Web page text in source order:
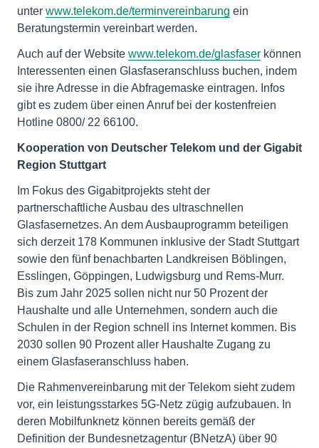
unter www.telekom.de/terminvereinbarung ein
Beratungstermin vereinbart werden.
Auch auf der Website www.telekom.de/glasfaser können
Interessenten einen Glasfaseranschluss buchen, indem
sie ihre Adresse in die Abfragemaske eintragen. Infos
gibt es zudem über einen Anruf bei der kostenfreien
Hotline 0800/ 22 66100.
Kooperation von Deutscher Telekom und der Gigabit
Region Stuttgart
Im Fokus des Gigabitprojekts steht der
partnerschaftliche Ausbau des ultraschnellen
Glasfasernetzes. An dem Ausbauprogramm beteiligen
sich derzeit 178 Kommunen inklusive der Stadt Stuttgart
sowie den fünf benachbarten Landkreisen Böblingen,
Esslingen, Göppingen, Ludwigsburg und Rems-Murr.
Bis zum Jahr 2025 sollen nicht nur 50 Prozent der
Haushalte und alle Unternehmen, sondern auch die
Schulen in der Region schnell ins Internet kommen. Bis
2030 sollen 90 Prozent aller Haushalte Zugang zu
einem Glasfaseranschluss haben.
Die Rahmenvereinbarung mit der Telekom sieht zudem
vor, ein leistungsstarkes 5G-Netz zügig aufzubauen. In
deren Mobilfunknetz können bereits gemäß der
Definition der Bundesnetzagentur (BNetzA) über 90